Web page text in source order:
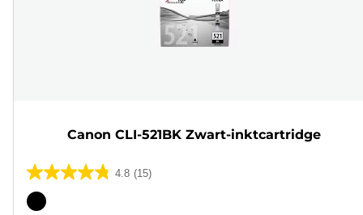
Canon CLI-521BK Zwart-inktcartridge
4.8 (15)
4.8
van
Kleurencartridge